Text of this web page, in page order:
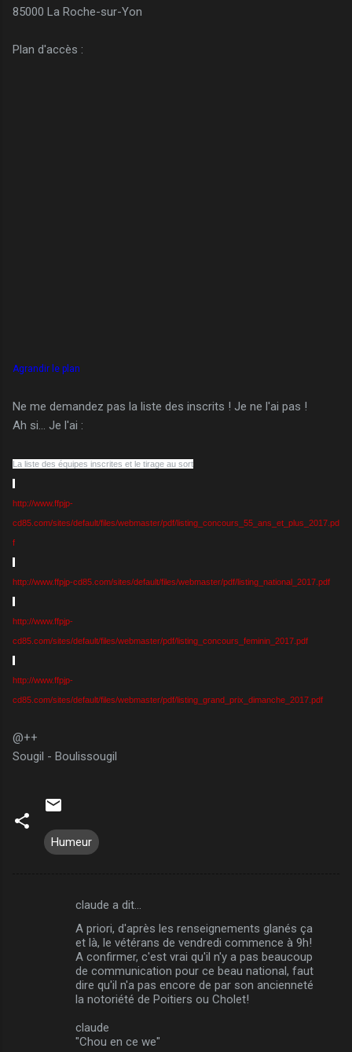
85000 La Roche-sur-Yon
Plan d'accès :
Agrandir le plan
Ne me demandez pas la liste des inscrits ! Je ne l'ai pas !
Ah si... Je l'ai :
La liste des équipes inscrites et le tirage au sort
http://www.ffpjp-
cd85.com/sites/default/files/webmaster/pdf/listing_concours_55_ans_et_plus_2017.pd
f
http://www.ffpjp-cd85.com/sites/default/files/webmaster/pdf/listing_national_2017.pdf
http://www.ffpjp-
cd85.com/sites/default/files/webmaster/pdf/listing_concours_feminin_2017.pdf
http://www.ffpjp-
cd85.com/sites/default/files/webmaster/pdf/listing_grand_prix_dimanche_2017.pdf
@++
Sougil - Boulissougil
Humeur
claude a dit…
A priori, d'après les renseignements glanés ça
et là, le vétérans de vendredi commence à 9h!
A confirmer, c'est vrai qu'il n'y a pas beaucoup
de communication pour ce beau national, faut
dire qu'il n'a pas encore de par son ancienneté
la notoriété de Poitiers ou Cholet!
claude
"Chou en ce we"